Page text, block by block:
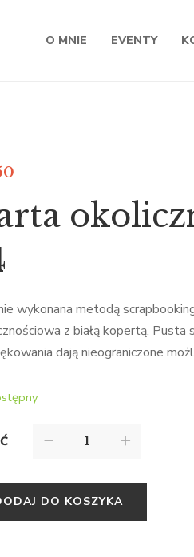
O MNIE EVENTY
wykonana metodą
z białą kopertą. Pusta
dają nieograniczone
DO KOSZYKA